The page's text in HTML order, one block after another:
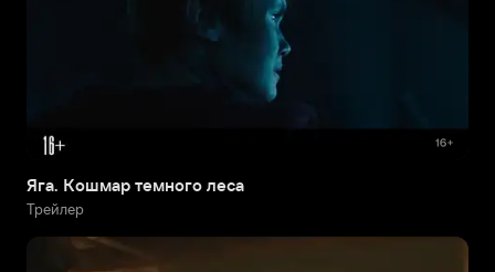
Яга. Кошмар темного леса
Трейлер